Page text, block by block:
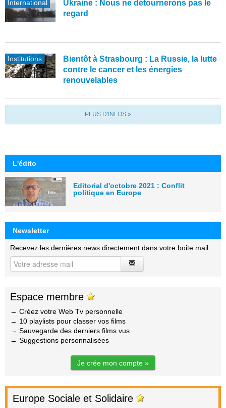
International
Ukraine : Nous ne détournerons pas le
regard
Institutions
Bientôt à Strasbourg : La Russie, la lutte
contre le cancer et les énergies
renouvelables
PLUS D'INFOS »
L'édito
Editorial d'octobre 2021 : Conflit
politique en Europe
Newsletter
Recevez les dernières news directement dans votre boite mail.
Espace membre
→ Créez votre Web Tv personnelle
→ 10 playlists pour classer vos films
→ Sauvegarde des derniers films vus
→ Suggestions personnalisées
Je crée mon compte »
Europe Sociale et Solidaire